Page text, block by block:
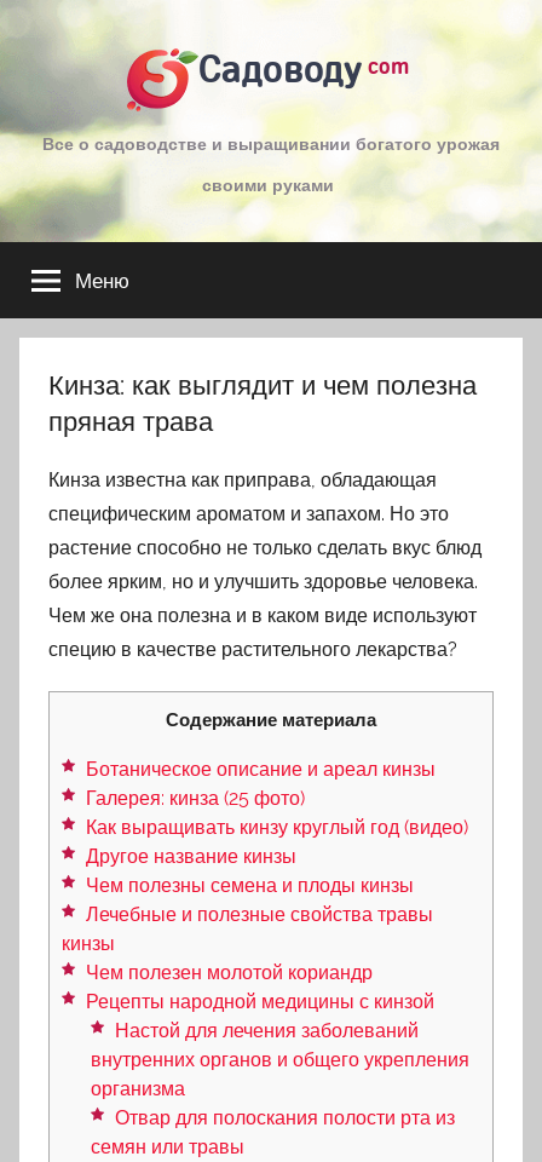
к
Садоводу com
Все о садоводстве и выращивании богатого урожая
своими руками
Меню
Кинза: как выглядит и чем полезна
пряная трава
Кинза известна как приправа, обладающая
специфическим ароматом и запахом. Но это
растение способно не только сделать вкус блюд
более ярким, но и улучшить здоровье человека.
Чем же она полезна и в каком виде используют
специю в качестве растительного лекарства?
Содержание материала
Ботаническое описание и ареал кинзы
Галерея: кинза (25 фото)
Как выращивать кинзу круглый год (видео)
Другое название кинзы
Чем полезны семена и плоды кинзы
Лечебные и полезные свойства травы
кинзы
Чем полезен молотой кориандр
Рецепты народной медицины с кинзой
Настой для лечения заболеваний
внутренних органов и общего укрепления
организма
Отвар для полоскания полости рта из
семян или травы